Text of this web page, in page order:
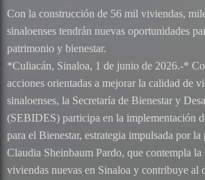
Con la construcción de 56 mil viviendas,
sinaloenses tendrán nuevas oportunidades
patrimonio y bienestar.
*Culiacán, Sinaloa, 1 de junio de 2026.-*
acciones orientadas a mejorar la calidad de
sinaloenses, la Secretaría de Bienestar y
(SEBIDES) participa en la implementación
para el Bienestar, estrategia impulsada por
Claudia Sheinbaum Pardo, que contempla
viviendas nuevas en Sinaloa y contribuye al